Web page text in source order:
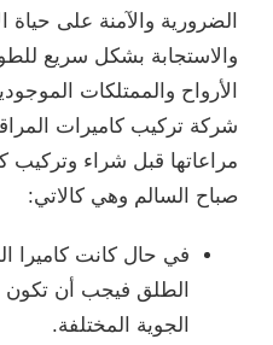
الضرورية والآمنة على حياة
والاستجابة بشكل سريع
الأرواح والممتلكات
شركة تركيب كاميرات
مراعاتها قبل شراء وتركيب
صباح السالم وهي كالاتي:
في حال كانت كاميرا
الطلق فيجب أن تكون
الجوية المختلفة.